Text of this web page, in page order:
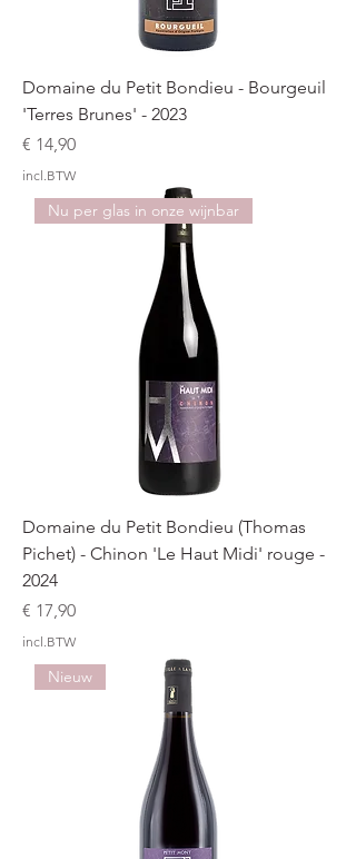
Domaine du Petit Bondieu - Bourgeuil
'Terres Brunes' - 2023
Prijs
€ 14,90
incl.BTW
Nu per glas in onze wijnbar
Domaine du Petit Bondieu (Thomas
Pichet) - Chinon 'Le Haut Midi' rouge -
2024
Prijs
€ 17,90
incl.BTW
Nieuw